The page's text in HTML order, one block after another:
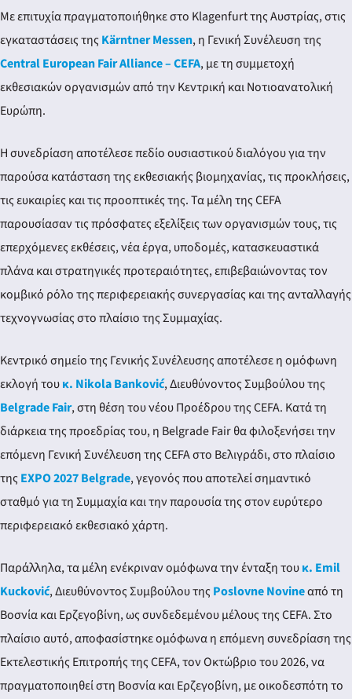
Με επιτυχία πραγματοποιήθηκε στο Klagenfurt της Αυστρίας, στις
εγκαταστάσεις της Kärntner Messen, η Γενική Συνέλευση της
Central European Fair Alliance – CEFA, με τη συμμετοχή
εκθεσιακών οργανισμών από την Κεντρική και Νοτιοανατολική
Ευρώπη.
Η συνεδρίαση αποτέλεσε πεδίο ουσιαστικού διαλόγου για την
παρούσα κατάσταση της εκθεσιακής βιομηχανίας, τις προκλήσεις,
τις ευκαιρίες και τις προοπτικές της. Τα μέλη της CEFA
παρουσίασαν τις πρόσφατες εξελίξεις των οργανισμών τους, τις
επερχόμενες εκθέσεις, νέα έργα, υποδομές, κατασκευαστικά
πλάνα και στρατηγικές προτεραιότητες, επιβεβαιώνοντας τον
κομβικό ρόλο της περιφερειακής συνεργασίας και της ανταλλαγής
τεχνογνωσίας στο πλαίσιο της Συμμαχίας.
Κεντρικό σημείο της Γενικής Συνέλευσης αποτέλεσε η ομόφωνη
εκλογή τουκ. Nikola Banković, Διευθύνοντος Συμβούλου της
Belgrade Fair, στη θέση του νέου Προέδρου της CEFA. Κατά τη
διάρκεια της προεδρίας του, η Belgrade Fair θα φιλοξενήσει την
επόμενη Γενική Συνέλευση της CEFA στο Βελιγράδι, στο πλαίσιο
της EXPO 2027 Belgrade, γεγονός που αποτελεί σημαντικό
σταθμό για τη Συμμαχία και την παρουσία της στον ευρύτερο
περιφερειακό εκθεσιακό χάρτη.
Παράλληλα, τα μέλη ενέκριναν ομόφωνα την ένταξη τουκ. Emil
Kucković, Διευθύνοντος Συμβούλου της Poslovne Novineαπό τη
Βοσνία και Ερζεγοβίνη, ως συνδεδεμένου μέλους της CEFA. Στο
πλαίσιο αυτό, αποφασίστηκε ομόφωνα η επόμενη συνεδρίαση της
Εκτελεστικής Επιτροπής της CEFA, τον Οκτώβριο του 2026, να
πραγματοποιηθεί στη Βοσνία και Ερζεγοβίνη, με οικοδεσπότη το